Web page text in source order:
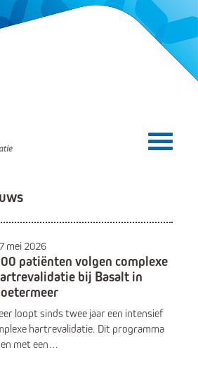
de navigatie
mei 2026
patiënten volgen complexe
bij Basalt in
loopt sinds twee jaar een intensief
hartrevalidatie. Dit programma
met een…